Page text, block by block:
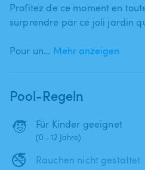
Profitez de ce moment en
surprendre par ce joli jardin
Pour un… Mehr anzeigen
Pool-Regeln
🧒 Für Kinder geeignet
(0 - 12 Jahre)
🚭 Rauchen nicht gestattet